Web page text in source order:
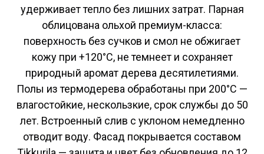
удерживает тепло без лишних затрат. Парная
облицована ольхой премиум-класса:
поверхность без сучков и смол не обжигает
кожу при +120°C, не темнеет и сохраняет
природный аромат дерева десятилетиями.
Полы из термодерева обработаны при 200°C —
влагостойкие, нескользкие, срок службы до 50
лет. Встроенный слив с уклоном немедленно
отводит воду. Фасад покрывается составом